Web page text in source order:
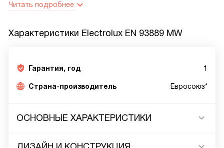
Читать подробнее
Характеристики Electrolux EN 93889 MW
Гарантия, год 1
Страна-производитель Евросоюз*
ОСНОВНЫЕ ХАРАКТЕРИСТИКИ